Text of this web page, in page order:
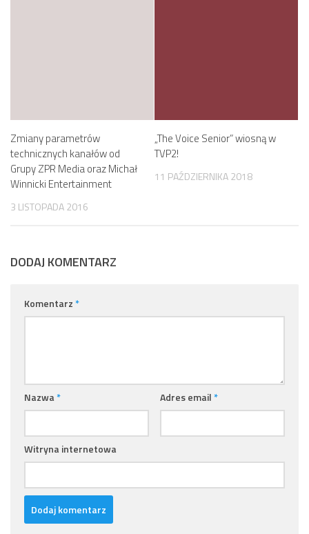
Zmiany parametrów
technicznych kanałów od
Grupy ZPR Media oraz Michał
Winnicki Entertainment
3 LISTOPADA 2016
„The Voice Senior” wiosną w
TVP2!
11 PAŹDZIERNIKA 2018
DODAJ KOMENTARZ
Komentarz*
Nazwa* Adres email*
Witryna internetowa